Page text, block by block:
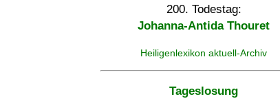
200. Todestag:
Johanna-Antida Thouret
Heiligenlexikon aktuell-Archiv
Tageslosung